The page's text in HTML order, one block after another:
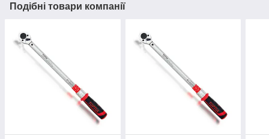
Подібні товари компанії